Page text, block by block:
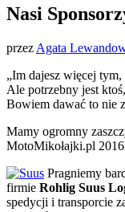
Nasi
przez Agata
„Im dajesz więcej
Ale potrzebny jest
Bowiem dawać to nie
Mamy ogromny
MotoMikołajki.pl 2016
Pragniemy
firmie Rohlig Suus
spedycji i transporcie